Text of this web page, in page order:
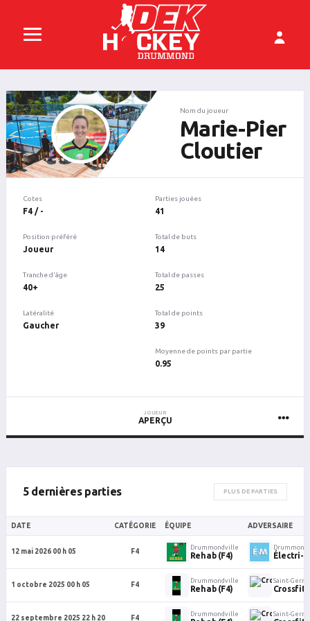
Nom du joueur
Marie-Pier
Cloutier
Cotes
F4 / -
Position préféré
Joueur
Tranche d'âge
40+
Latéralité
Gaucher
Parties jouées
41
Total de buts
14
Total de passes
25
Total de points
39
Moyenne de points par partie
0.95
JOUEUR
APERÇU
5 dernières parties PLUS DE PARTIES
DATE CATÉGORIE ÉQUIPE ADVERSAIRE
12 mai 2026 00 h 05 F4
Drummondville
Rehab (F4) Électri-
1 octobre 2025 00 h 05 F4
Drummondville
Rehab (F4)
Saint-
Crossfit
22 septembre 2025 22 h 20 F4
Drummondville Saint-